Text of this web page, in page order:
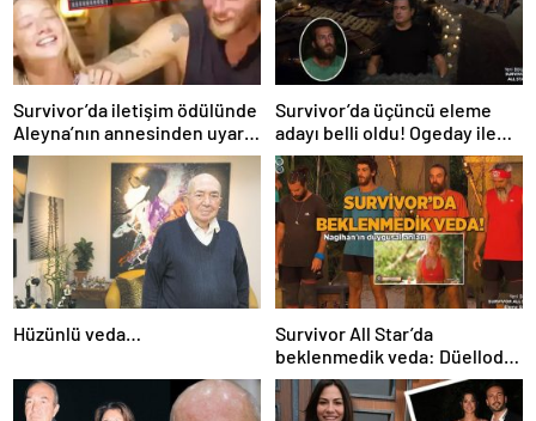
Survivor’da iletişim ödülünde
Aleyna’nın annesinden uyarı
geldi! “Yunus Emre’den uzak
dur!”
Survivor’da üçüncü eleme
adayı belli oldu! Ogeday ile
Acun Ilıcalı’nın tartışması
yarışmaya damga vurdu
Hüzünlü veda…
Survivor All Star’da
beklenmedik veda: Düelloda
elenen yarışmacı belli oldu!
Nagihan’ın duygusal anları